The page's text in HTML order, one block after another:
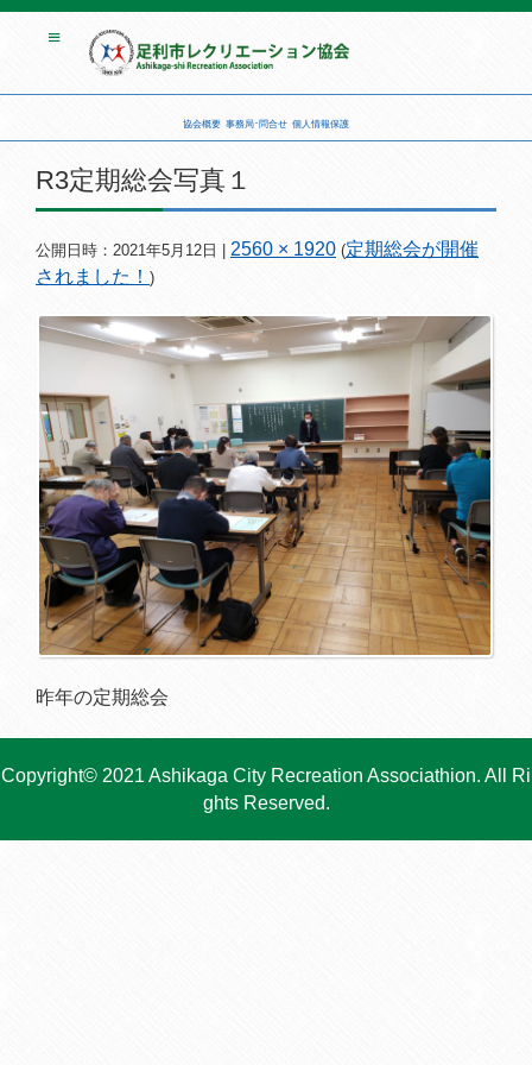
協会概要 事務局･問合せ 個人情報保護
R3定期総会写真１
公開日時： 2021年5月12日 | 2560 × 1920 (定期総会が開催
されました！ )
昨年の定期総会
Copyright© 2021 Ashikaga City Recreation Associathion. All Ri
ghts Reserved.